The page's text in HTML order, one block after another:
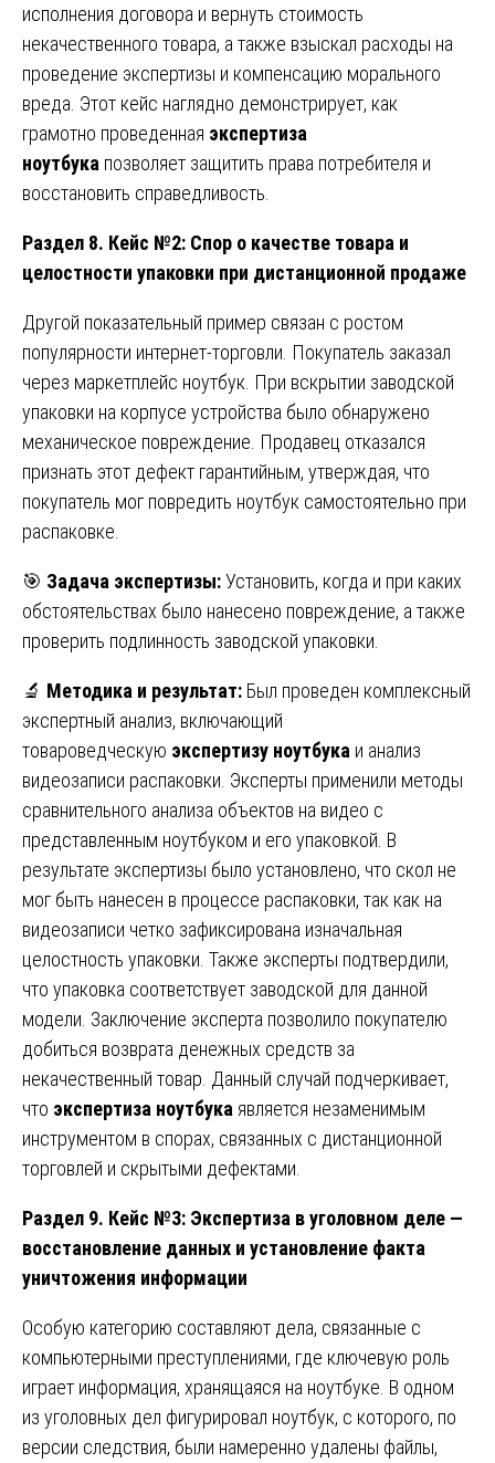
исполнения договора и вернуть стоимость
некачественного товара, а также взыскал расходы на
проведение экспертизы и компенсацию морального
вреда. Этот кейс наглядно демонстрирует, как
грамотно проведенная экспертиза
ноутбука позволяет защитить права потребителя и
восстановить справедливость.
Раздел 8. Кейс №2: Спор о качестве товара и
целостности упаковки при дистанционной продаже
Другой показательный пример связан с ростом
популярности интернет-торговли. Покупатель заказал
через маркетплейс ноутбук. При вскрытии заводской
упаковки на корпусе устройства было обнаружено
механическое повреждение. Продавец отказался
признать этот дефект гарантийным, утверждая, что
покупатель мог повредить ноутбук самостоятельно при
распаковке.
🎯 Задача экспертизы:Установить, когда и при каких
обстоятельствах было нанесено повреждение, а также
проверить подлинность заводской упаковки.
🔬 Методика и результат: Был проведен комплексный
экспертный анализ, включающий
товароведческую экспертизу ноутбука и анализ
видеозаписи распаковки. Эксперты применили методы
сравнительного анализа объектов на видео с
представленным ноутбуком и его упаковкой. В
результате экспертизы было установлено, что скол не
мог быть нанесен в процессе распаковки, так как на
видеозаписи четко зафиксирована изначальная
целостность упаковки. Также эксперты подтвердили,
что упаковка соответствует заводской для данной
модели. Заключение эксперта позволило покупателю
добиться возврата денежных средств за
некачественный товар. Данный случай подчеркивает,
что экспертиза ноутбука является незаменимым
инструментом в спорах, связанных с дистанционной
торговлей и скрытыми дефектами.
Раздел 9. Кейс №3: Экспертиза в уголовном деле —
восстановление данных и установление факта
уничтожения информации
Особую категорию составляют дела, связанные с
компьютерными преступлениями, где ключевую роль
играет информация, хранящаяся на ноутбуке. В одном
из уголовных дел фигурировал ноутбук, с которого, по
версии следствия, были намеренно удалены файлы,